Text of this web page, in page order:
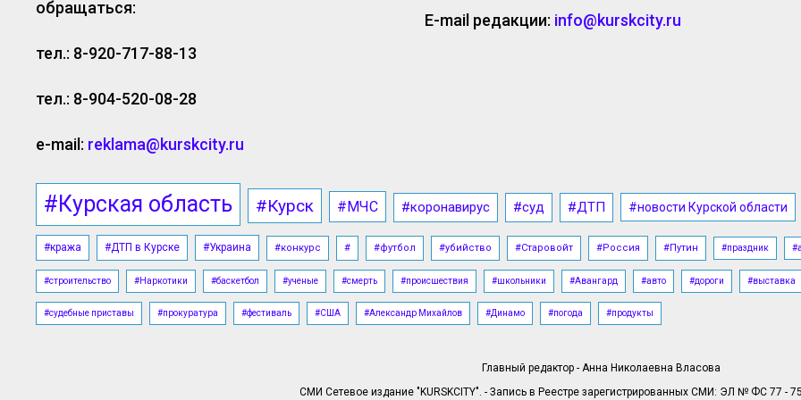
обращаться:
тел.: 8-920-717-88-13
тел.: 8-904-520-08-28
e-mail: reklama@kurskcity.ru
E-mail редакции: info@kurskcity.ru
#Курская область #Курск #МЧС #коронавирус #суд #ДТП #новости Курской области
#кража #ДТП в Курске #Украина #конкурс # #футбол #убийство #Старовойт #Россия #Путин #праздник
#строительство #Наркотики #баскетбол #ученые #смерть #происшествия #школьники #Авангард #авто #дороги #выставка
#судебные приставы #прокуратура #фестиваль #США #Александр Михайлов #Динамо #погода #продукты
Главный редактор - Анна Николаевна Власова
СМИ Сетевое издание "KURSKCITY". - Запись в Реестре зарегистрированных СМИ: ЭЛ № ФС 77 -